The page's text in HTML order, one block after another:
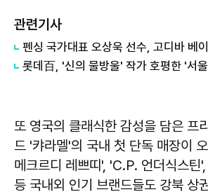
관련기사
또 영국의 클래식한 감성을 담은 프
드 '캬라멜'의 국내 첫 단독 매장이
메크르디 레쁘띠', 'C.P. 언더식스틴
등 국내외 인기 브랜드들도 강북 상